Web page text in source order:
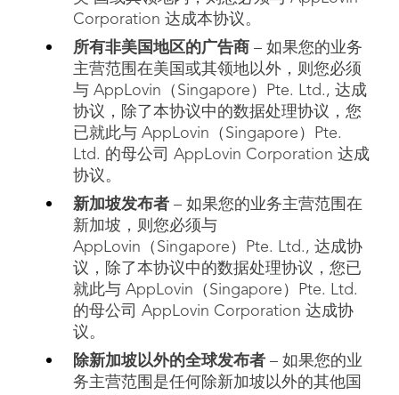
Corporation 达成本协议。
所有非美国地区的广告商 – 如果您的业务
主营范围在美国或其领地以外，则您必须
与 AppLovin（Singapore）Pte. Ltd., 达成
协议，除了本协议中的数据处理协议，您
已就此与 AppLovin（Singapore）Pte.
Ltd. 的母公司 AppLovin Corporation 达成
协议。
新加坡发布者 – 如果您的业务主营范围在
新加坡，则您必须与
AppLovin（Singapore）Pte. Ltd., 达成协
议，除了本协议中的数据处理协议，您已
就此与 AppLovin（Singapore）Pte. Ltd.
的母公司 AppLovin Corporation 达成协
议。
除新加坡以外的全球发布者 – 如果您的业
务主营范围是任何除新加坡以外的其他国